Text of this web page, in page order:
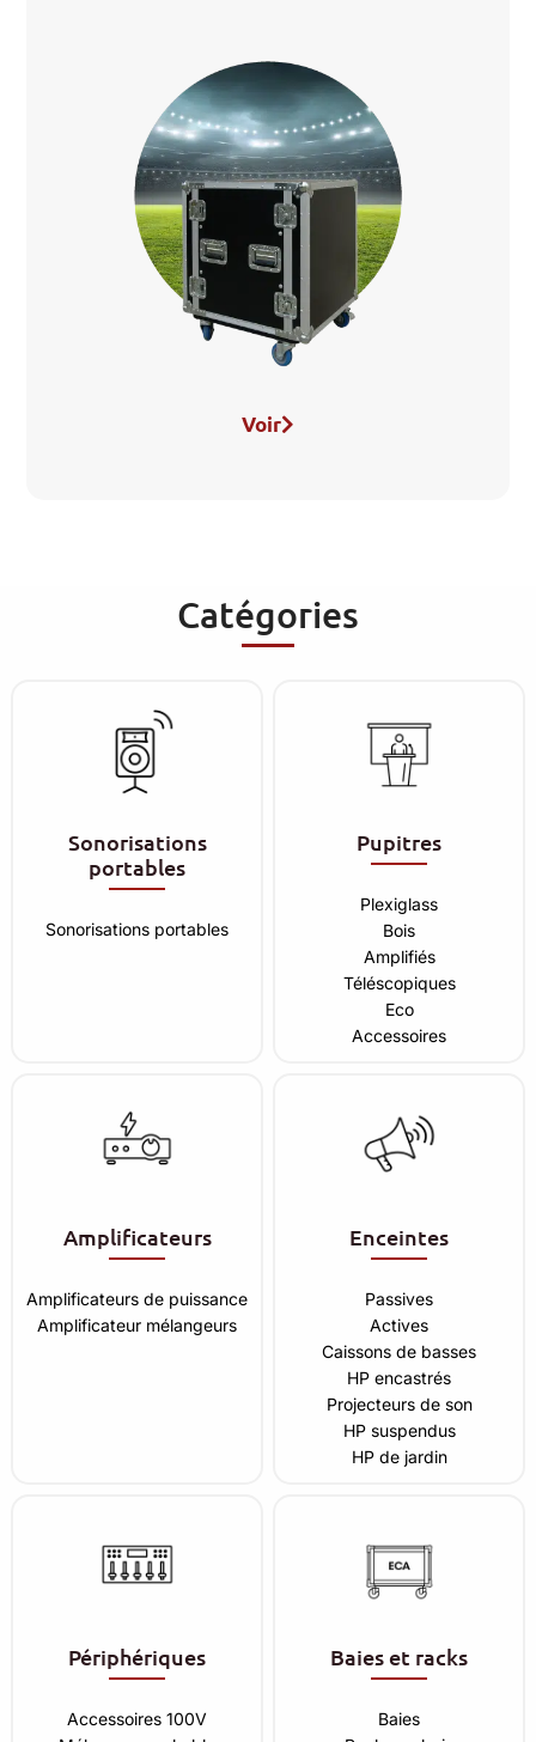
Voir
Catégories
Sonorisations
portables
Sonorisations portables
Pupitres
Plexiglass
Bois
Amplifiés
Téléscopiques
Eco
Accessoires
Amplificateurs
Amplificateurs de puissance
Amplificateur mélangeurs
Enceintes
Passives
Actives
Caissons de basses
HP encastrés
Projecteurs de son
HP suspendus
HP de jardin
Périphériques
Accessoires 100V
Baies et racks
Baies